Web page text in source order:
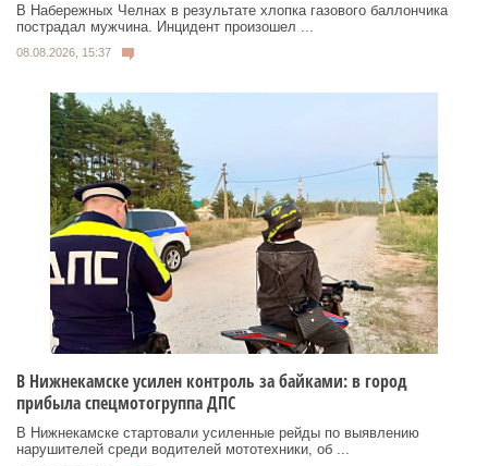
В Набережных Челнах в результате хлопка газового баллончика
пострадал мужчина. Инцидент произошел ...
08.08.2026, 15:37
В Нижнекамске усилен контроль за байками: в город
прибыла спецмотогруппа ДПС
В Нижнекамске стартовали усиленные рейды по выявлению
нарушителей среди водителей мототехники, об ...